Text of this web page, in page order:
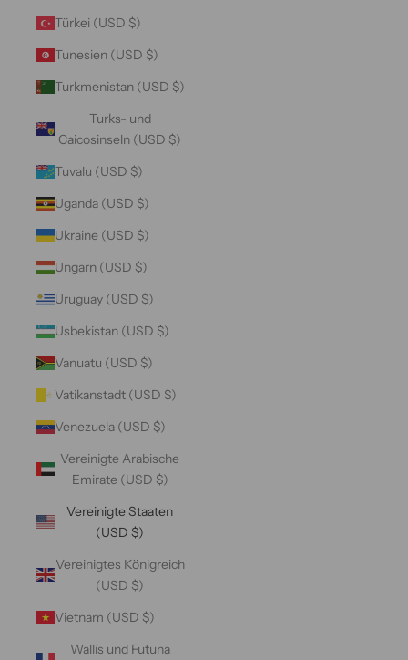
Türkei (USD $)
Tunesien (USD $)
Turkmenistan (USD $)
Turks- und
Caicosinseln (USD $)
Tuvalu (USD $)
Uganda (USD $)
Ukraine (USD $)
Ungarn (USD $)
Uruguay (USD $)
Usbekistan (USD $)
Vanuatu (USD $)
Vatikanstadt (USD $)
Venezuela (USD $)
Vereinigte Arabische
Emirate (USD $)
Vereinigte Staaten
(USD $)
Vereinigtes Königreich
(USD $)
Vietnam (USD $)
Wallis und Futuna